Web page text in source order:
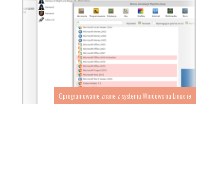
Oprogramowanie znane z systemu Windows na Linux-ie